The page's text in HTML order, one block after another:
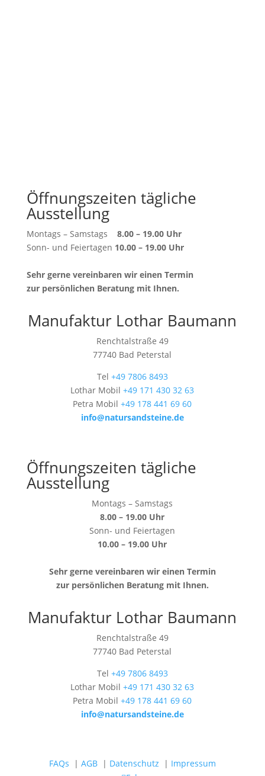
Öffnungszeiten tägliche
Ausstellung
Montags – Samstags 8.00 – 19.00 Uhr
Sonn- und Feiertagen 10.00 – 19.00 Uhr
Sehr gerne vereinbaren wir einen Termin
zur persönlichen Beratung mit Ihnen.
Manufaktur Lothar Baumann
Renchtalstraße 49
77740 Bad Peterstal
Tel +49 7806 8493
Lothar Mobil+49 171 430 32 63
Petra Mobil+49 178 441 69 60
info@natursandsteine.de
Öffnungszeiten tägliche
Ausstellung
Montags – Samstags
8.00 – 19.00 Uhr
Sonn- und Feiertagen
10.00 – 19.00 Uhr
Sehr gerne vereinbaren wir einen Termin
zur persönlichen Beratung mit Ihnen.
Manufaktur Lothar Baumann
Renchtalstraße 49
77740 Bad Peterstal
Tel +49 7806 8493
Lothar Mobil+49 171 430 32 63
Petra Mobil+49 178 441 69 60
info@natursandsteine.de
FAQs | AGB| Datenschutz | Impressum